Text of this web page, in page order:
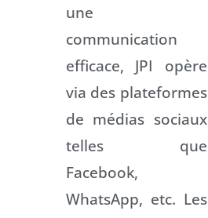
une
communication
efficace, JPI opère
via des plateformes
de médias sociaux
telles que
Facebook,
WhatsApp, etc. Les